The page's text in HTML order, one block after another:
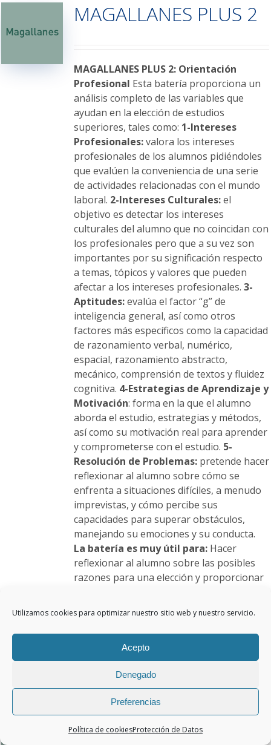
Utilizamos cookies para optimizar nuestro sitio web y nuestro servicio.
Acepto
Denegado
Preferencias
Política de cookiesProtección de Datos
MAGALLANES PLUS 2
MAGALLANES PLUS 2: Orientación
Profesional Esta batería proporciona un
análisis completo de las variables que
ayudan en la elección de estudios
superiores, tales como: 1-Intereses
Profesionales:valora los intereses
profesionales de los alumnos pidiéndoles
que evalúen la conveniencia de una serie
de actividades relacionadas con el mundo
laboral. 2-Intereses Culturales:el
objetivo es detectar los intereses
culturales del alumno que no coincidan con
los profesionales pero que a su vez son
importantes por su significación respecto
a temas, tópicos y valores que pueden
afectar a los intereses profesionales. 3-
Aptitudes:evalúa el factor “g” de
inteligencia general, así como otros
factores más específicos como la capacidad
de razonamiento verbal, numérico,
espacial, razonamiento abstracto,
mecánico, comprensión de textos y fluidez
cognitiva. 4-Estrategias de Aprendizaje y
Motivación: forma en la que el alumno
aborda el estudio, estrategias y métodos,
así como su motivación real para aprender
y comprometerse con el estudio. 5-
Resolución de Problemas:pretende hacer
reflexionar al alumno sobre cómo se
enfrenta a situaciones difíciles, a menudo
imprevistas, y cómo percibe sus
capacidades para superar obstáculos,
manejando su emociones y su conducta.
La batería es muy útil para:Hacer
reflexionar al alumno sobre las posibles
razones para una elección y proporcionar
completa y adaptada, ofreciendo la
posibilidad de planificar un plan de
orientación para los distintos itinerarios
de educación superior.
producto
múltiples
variantes.